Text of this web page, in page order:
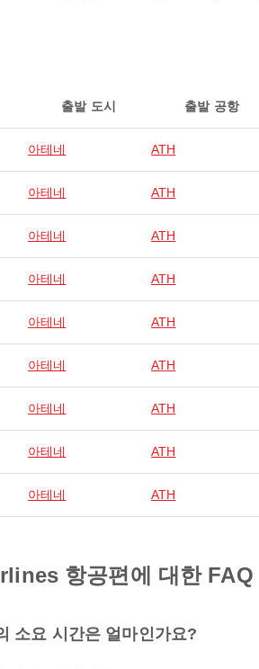
출발 도시 출발 공항
아테네 ATH
아테네 ATH
아테네 ATH
아테네 ATH
아테네 ATH
아테네 ATH
아테네 ATH
아테네 ATH
아테네 ATH
항공편에 대한 FAQ
소요 시간은 얼마인가요?